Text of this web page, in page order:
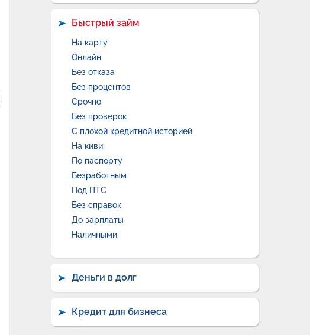
Быстрый займ
На карту
Онлайн
Без отказа
Без процентов
Срочно
Без проверок
С плохой кредитной историей
На киви
По паспорту
Безработным
Под ПТС
Без справок
До зарплаты
Наличными
Деньги в долг
Кредит для бизнеса